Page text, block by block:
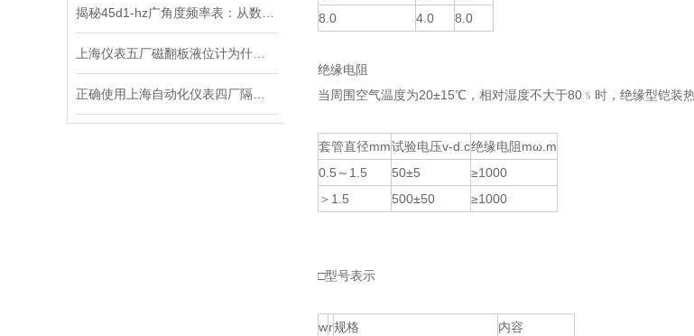
8.0
4.0 8.0
绝缘电阻
当周围空气温度为20±15℃，相对湿度不大于80﹪时，绝缘型铠装
套管直径mm试验电压v-d.c绝缘电阻mω.m
0.5～1.5
50±5
≥1000
＞1.5
500±50 ≥1000
□型号表示
wr规格
内容